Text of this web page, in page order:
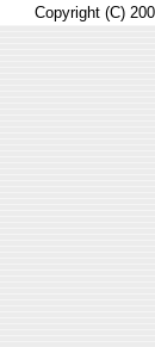
Copyright (C)